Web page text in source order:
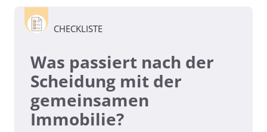
CHECKLISTE
Was passiert nach der
Scheidung mit der
gemeinsamen
Immobilie?